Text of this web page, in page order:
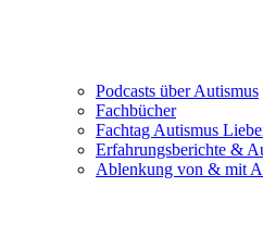
Podcasts über Autismus
Fachbücher
Fachtag Autismus
Erfahrungsberichte &
Ablenkung von & mit